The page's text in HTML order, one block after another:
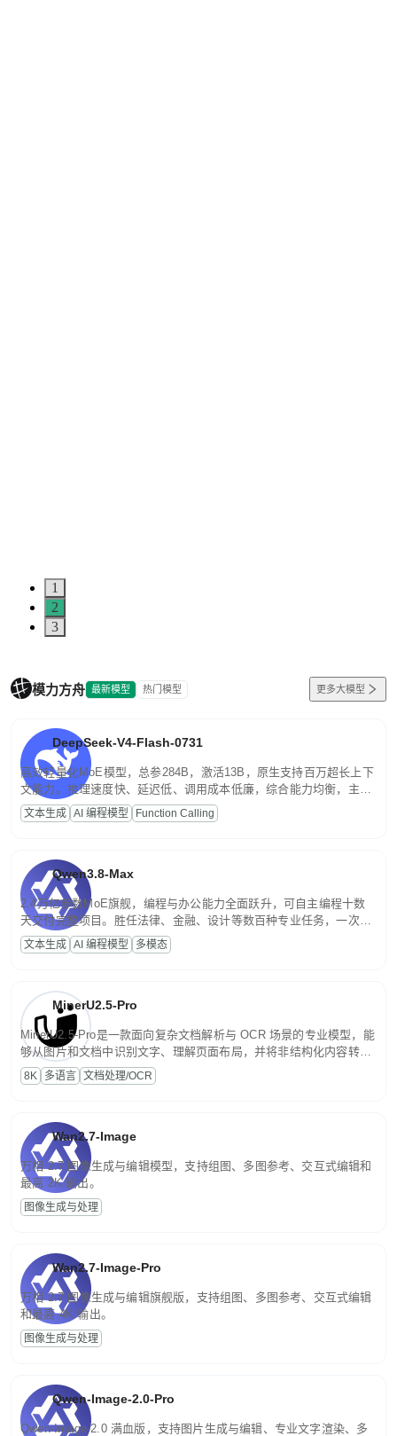
1
2
3
模力方舟 最新模型 热门模型 更多大模型
DeepSeek-V4-Flash-0731
高效轻量化MoE模型，总参284B，激活13B，原生支持百万超长上下
文能力。推理速度快、延迟低、调用成本低廉，综合能力均衡，主打
高并发、轻量化任务，适合日常对话、内容创作、基础 RAG、批量
文案处理等普惠刚需场景。
文本生成 AI 编程模型 Function Calling
Qwen3.8-Max
2.4万亿参数MoE旗舰，编程与办公能力全面跃升，可自主编程十数
天交付完整项目。胜任法律、金融、设计等数百种专业任务，一次对
话端到端交付生产级成果。原生视觉理解贯穿规划、执行与验证全流
程，支持超长文档与长视频的深度语义解析。长程任务中自主规划与
文本生成 AI 编程模型 多模态
MinerU2.5-Pro
MinerU2.5-Pro是一款面向复杂文档解析与 OCR 场景的专业模型，能
够从图片和文档中识别文字、理解页面布局，并将非结构化内容转换
为便于存储、检索和二次处理的结构化结果。
8K 多语言 文档处理/OCR
Wan2.7-Image
万相 2.7 图像生成与编辑模型，支持组图、多图参考、交互式编辑和
最高 2K 输出。
图像生成与处理
Wan2.7-Image-Pro
万相 2.7 图像生成与编辑旗舰版，支持组图、多图参考、交互式编辑
和最高 4K 输出。
图像生成与处理
Qwen-Image-2.0-Pro
Qwen-Image-2.0 满血版，支持图片生成与编辑、专业文字渲染、多